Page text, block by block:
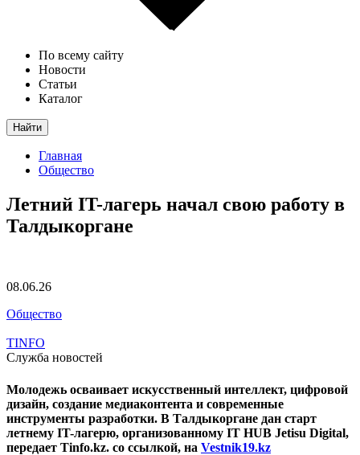
По всему сайту
Новости
Статьи
Каталог
Найти
Главная
Общество
Летний IT-лагерь начал свою работу в
Талдыкоргане
08.06.26
Общество
TINFO
Служба новостей
Молодежь осваивает искусственный интеллект, цифровой
дизайн, создание медиаконтента и современные
инструменты разработки. В Талдыкоргане дан старт
летнему IT-лагерю, организованному IT HUB Jetisu Digital,
передает Tinfo.kz. со ссылкой, на Vestnik19.kz